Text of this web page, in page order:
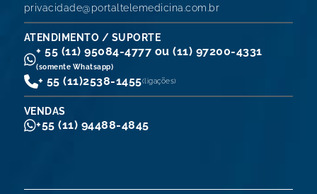
privacidade@portaltelemedicina.com.br
ATENDIMENTO / SUPORTE
+ 55 (11) 95084-4777 ou (11) 97200-4331
(somente Whatsapp)
+ 55 (11)2538-1455(ligações)
VENDAS
+55 (11) 94488-4845